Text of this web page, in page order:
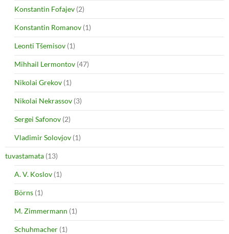
Konstantin Fofajev (2)
Konstantin Romanov (1)
Leonti Tšemisov (1)
Mihhail Lermontov (47)
Nikolai Grekov (1)
Nikolai Nekrassov (3)
Sergei Safonov (2)
Vladimir Solovjov (1)
tuvastamata (13)
A. V. Koslov (1)
Börns (1)
M. Zimmermann (1)
Schuhmacher (1)